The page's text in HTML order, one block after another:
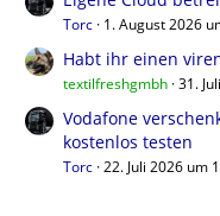
Torc 1. August 2026
Habt ihr einen
textilfreshgmbh 31.
Vodafone
kostenlos testen
Torc 22. Juli 2026 um